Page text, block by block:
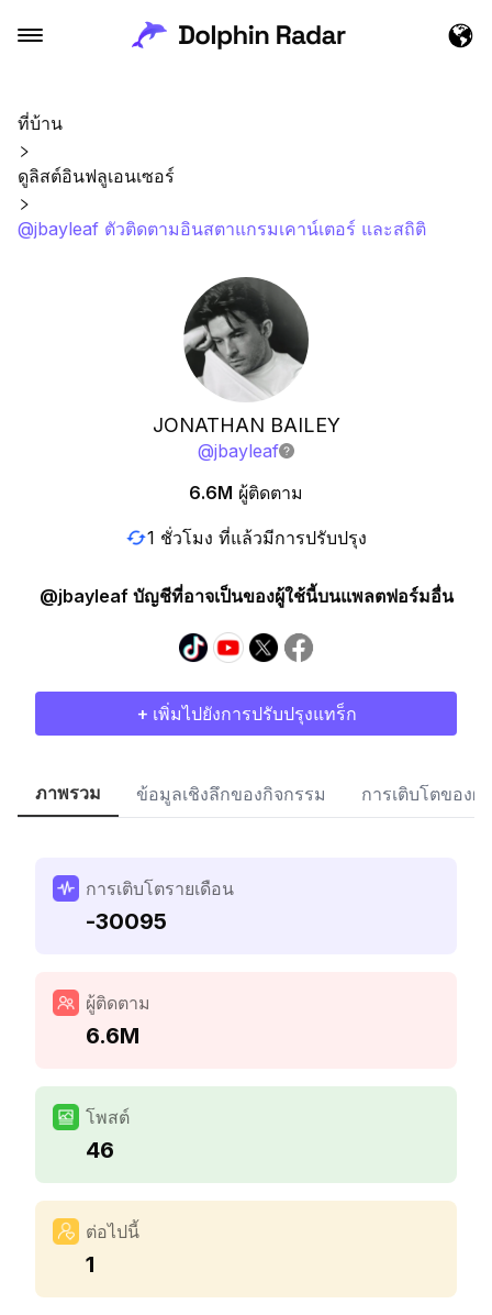
ที่บ้าน
ดูลิสต์อินฟลูเอนเซอร์
@jbayleaf ตัวติดตามอินสตาแกรมเคาน์เตอร์ และสถิติ
JONATHAN BAILEY
@jbayleaf
6.6M ผู้ติดตาม
1 ชั่วโมง ที่แล้วมีการปรับปรุง
@jbayleaf บัญชีที่อาจเป็นของผู้ใช้นี้บนแพลตฟอร์มอื่น
+ เพิ่มไปยังการปรับปรุงแทร็ก
ภาพรวม ข้อมูลเชิงลึกของกิจกรรม การเติบโตของผู้
การเติบโตรายเดือน
-30095
ผู้ติดตาม
6.6M
โพสต์
46
ต่อไปนี้
1